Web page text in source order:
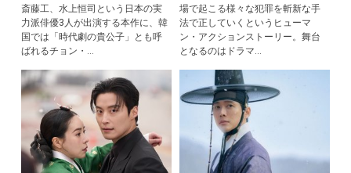
斎藤工、水上恒司という日本の実
力派俳優3人が出演する本作に、韓
国では「時代劇の貴公子」とも呼
ばれるチョン・...
場で起こる様々な犯罪を斬新な手
法で正していくというヒューマ
ン・アクションストーリー。舞台
となるのはドラマ...